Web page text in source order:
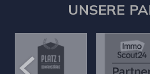
UNSERE